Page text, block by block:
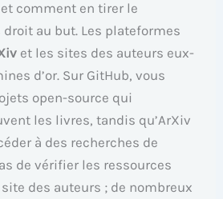
comment en tirer le
au but. Les plateformes
et les sites des auteurs eux-
d’or. Sur GitHub, vous
open-source qui
les livres, tandis qu’ArXiv
à des recherches de
de vérifier les ressources
des auteurs ; de nombreux